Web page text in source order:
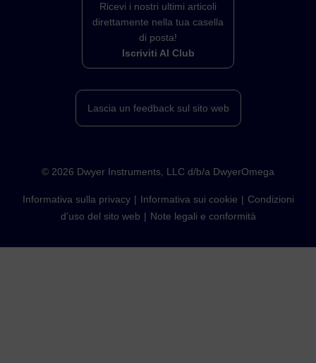
Ricevi i nostri ultimi articoli
direttamente nella tua casella
di posta!
Iscriviti Al Club
Lascia un feedback sul sito web
© 2026 Dwyer Instruments, LLC d/b/a DwyerOmega
Informativa sulla privacy Informativa sui cookie
Condizioni
d'uso del sito web
Note legali e conformità